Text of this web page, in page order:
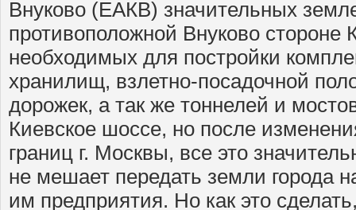
Внуково (ЕАКВ) значительных
противоположной Внуково стороне
необходимых для постройки
хранилищ, взлетно-посадочной
дорожек, а так же тоннелей и
Киевское шоссе, но после
границ г. Москвы, все это
не мешает передать земли города
им предприятия. Но как это